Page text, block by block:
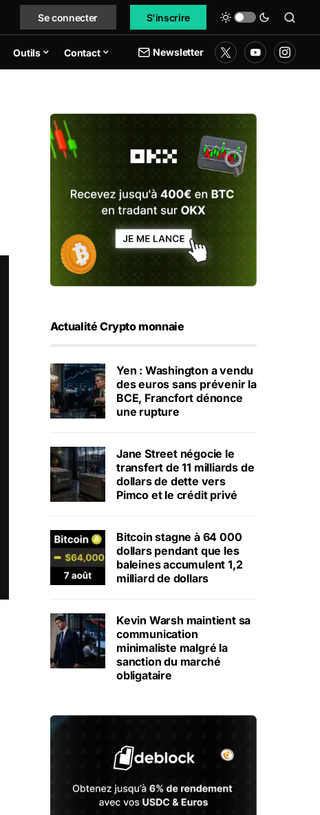
Se connecter S'inscrire
Outils Contact Newsletter
Actualité Crypto monnaie
Yen : Washington a vendu
des euros sans prévenir la
BCE, Francfort dénonce
une rupture
Jane Street négocie le
transfert de 11 milliards de
dollars de dette vers
Pimco et le crédit privé
Bitcoin stagne à 64 000
dollars pendant que les
baleines accumulent 1,2
milliard de dollars
Kevin Warsh maintient sa
communication
minimaliste malgré la
sanction du marché
obligataire